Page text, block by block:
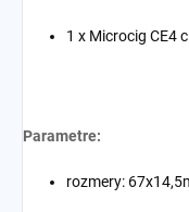
1 x Microcig CE4
Parametre:
rozmery: